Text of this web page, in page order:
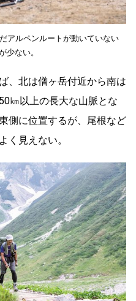
アルペンルートが動いていない
少ない。
、北は僧ヶ岳付近から南は
㎞以上の長大な山脈とな
側に位置するが、尾根など
く見えない。